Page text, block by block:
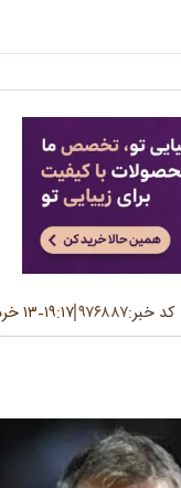
کد خبر:۹۷۶۸۸۷۱۹:۱۷-۱۳ خرداد ۱۴۰۵